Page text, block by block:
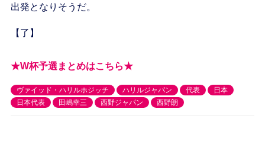
出発となりそうだ。
【了】
★W杯予選まとめはこちら★
ヴァイッド・ハリルホジッチ ハリルジャパン 代表
日本
日本代表
田嶋幸三 西野ジャパン 西野朗